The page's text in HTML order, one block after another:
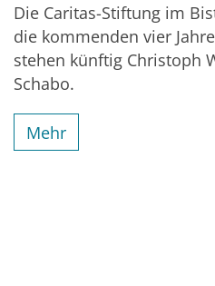
Die Caritas-Stiftung im
die kommenden vier
stehen künftig Christoph
Schabo.
Mehr